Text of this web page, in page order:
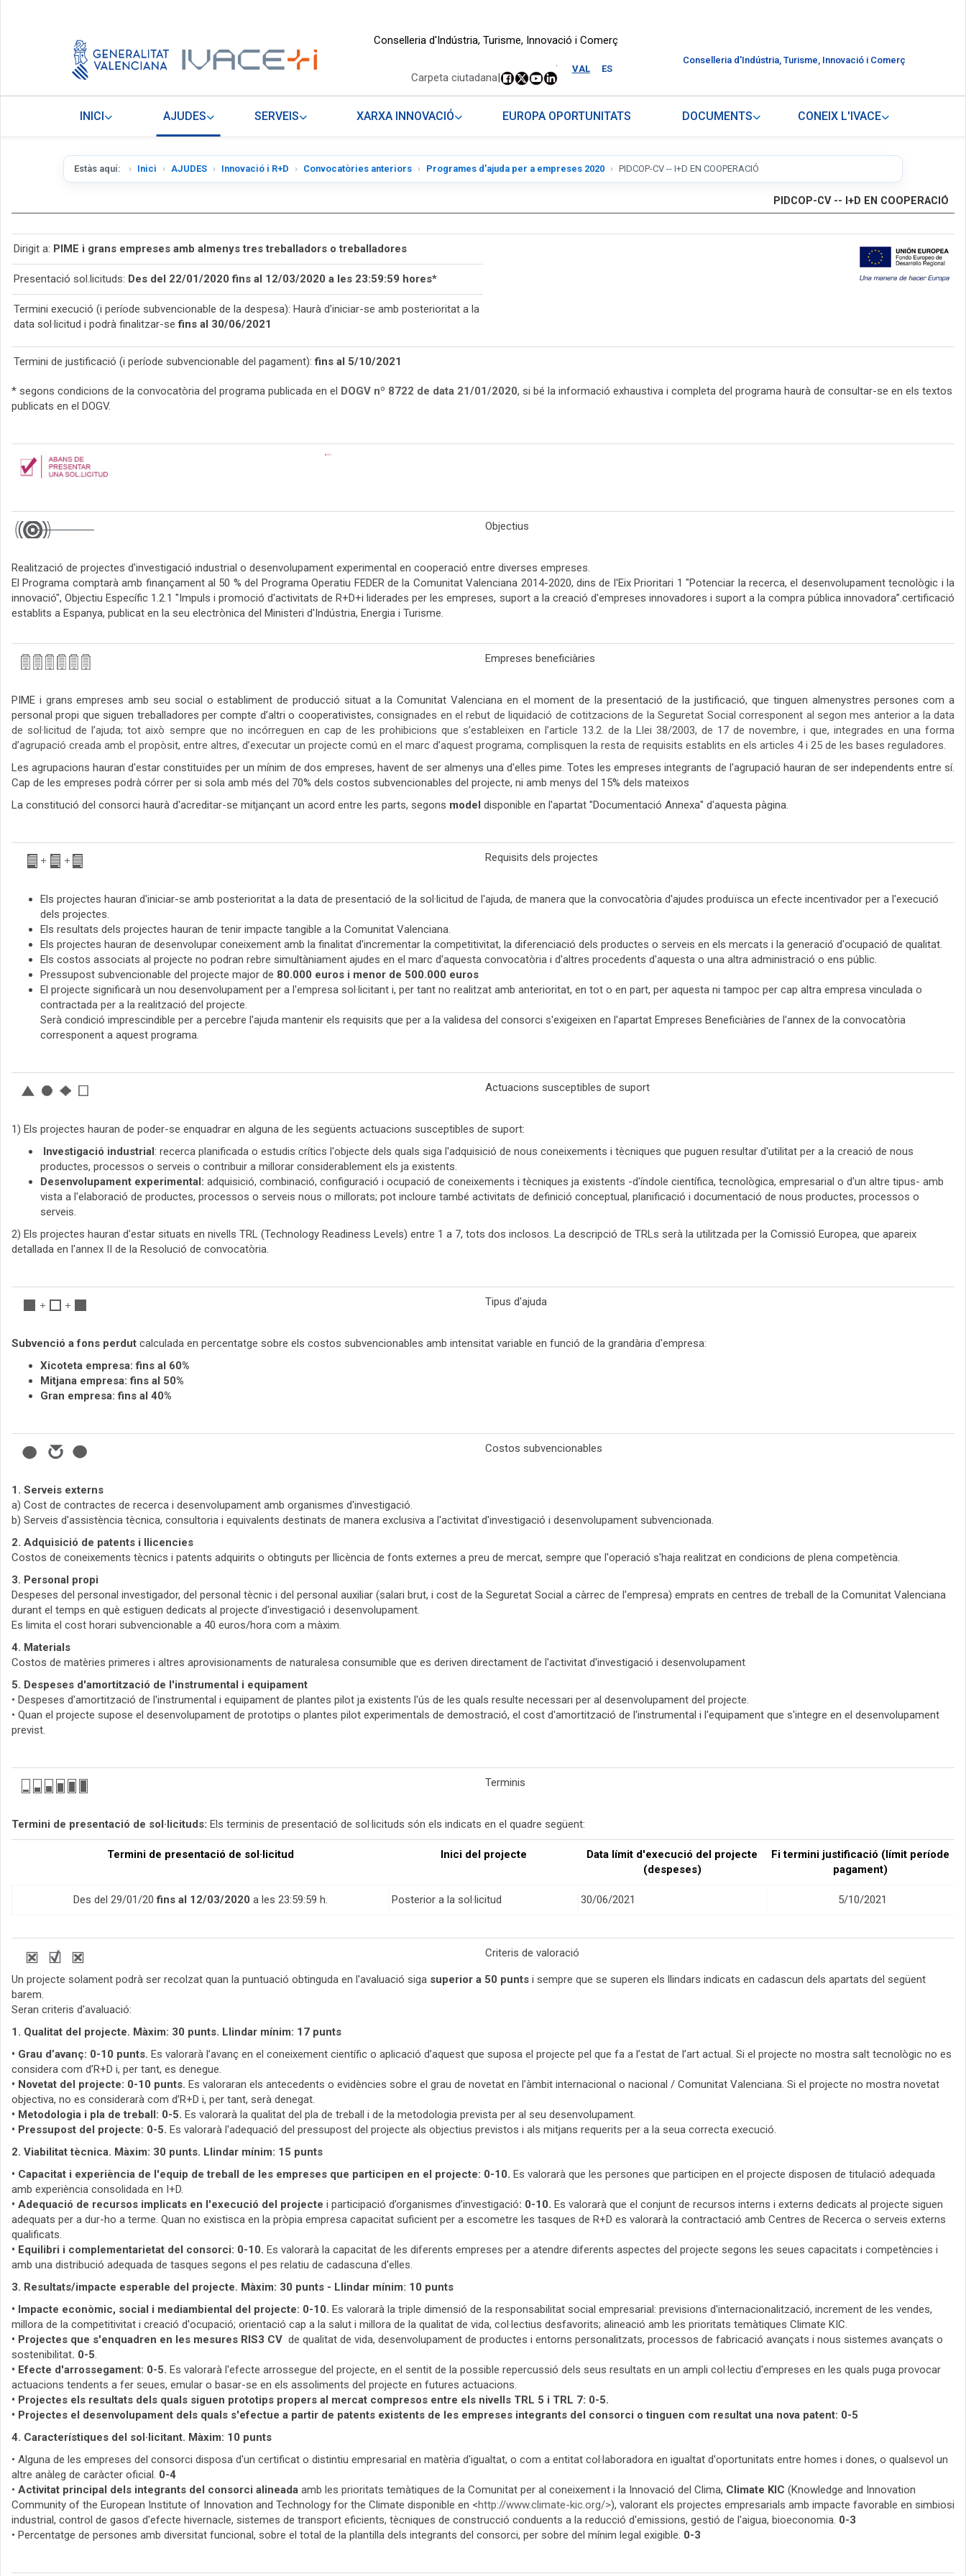
Conselleria d'Indústria, Turisme, Innovació i Comerç
VAL ES
.
Carpeta ciutadana|
Conselleria d'Indústria, Turisme, Innovació i Comerç
INICI AJUDES SERVEIS XARXA INNOVACIÓ EUROPA OPORTUNITATS DOCUMENTS CONEIX L'IVACE
Estàs aquí: Inici AJUDES Innovació i R+D Convocatòries anteriors Programes d'ajuda per a empreses 2020 PIDCOP-CV -- I+D EN COOPERACIÓ
PIDCOP-CV -- I+D EN COOPERACIÓ
Dirigit a: PIME i grans empreses amb almenys tres treballadors o treballadores
Presentació sol.licituds: Des del 22/01/2020 fins al 12/03/2020 a les 23:59:59 hores*
Termini execució (i període subvencionable de la despesa): Haurà d'iniciar-se amb posterioritat a la
data sol·licitud i podrà finalitzar-sefins al 30/06/2021
Termini de justificació (i període subvencionable del pagament): fins al 5/10/2021
* segons condicions de la convocatòria del programa publicada en el DOGV nº 8722 de data 21/01/2020, si bé la informació exhaustiva i completa del programa haurà de consultar-se en els textos
publicats en el DOGV.
Objectius
Realització de projectes d'investigació industrial o desenvolupament experimental en cooperació entre diverses empreses.
El Programa comptarà amb finançament al 50 % del Programa Operatiu FEDER de la Comunitat Valenciana 2014-2020, dins de l'Eix Prioritari 1 "Potenciar la recerca, el desenvolupament tecnològic i la
innovació", Objectiu Específic 1.2.1 "Impuls i promoció d'activitats de R+D+i liderades per les empreses, suport a la creació d'empreses innovadores i suport a la compra pública innovadora”.certificació
establits a Espanya, publicat en la seu electrònica del Ministeri d'Indústria, Energia i Turisme.
Empreses beneficiàries
PIME i grans empreses amb seu social o establiment de producció situat a la Comunitat Valenciana en el moment de la presentació de la justificació, que tinguen almenystres persones com a
personal propi que siguen treballadores per compte d’altri o cooperativistes, consignades en el rebut de liquidació de cotitzacions de la Seguretat Social corresponent al segon mes anterior a la data
de sol·licitud de l’ajuda; tot això sempre que no incórreguen en cap de les prohibicions que s’estableixen en l’article 13.2. de la Llei 38/2003, de 17 de novembre, i que, integrades en una forma
d’agrupació creada amb el propòsit, entre altres, d’executar un projecte comú en el marc d’aquest programa, complisquen la resta de requisits establits en els articles 4 i 25 de les bases reguladores.
Les agrupacions hauran d'estar constituïdes per un mínim de dos empreses, havent de ser almenys una d'elles pime. Totes les empreses integrants de l'agrupació hauran de ser independents entre sí.
Cap de les empreses podrà córrer per si sola amb més del 70% dels costos subvencionables del projecte, ni amb menys del 15% dels mateixos
La constitució del consorci haurà d'acreditar-se mitjançant un acord entre les parts, segons model disponible en l'apartat "Documentació Annexa" d'aquesta pàgina.
Requisits dels projectes
Els projectes hauran d'iniciar-se amb posterioritat a la data de presentació de la sol·licitud de l'ajuda, de manera que la convocatòria d'ajudes produïsca un efecte incentivador per a l'execució
dels projectes.
Els resultats dels projectes hauran de tenir impacte tangible a la Comunitat Valenciana.
Els projectes hauran de desenvolupar coneixement amb la finalitat d'incrementar la competitivitat, la diferenciació dels productes o serveis en els mercats i la generació d'ocupació de qualitat.
Els costos associats al projecte no podran rebre simultàniament ajudes en el marc d'aquesta convocatòria i d'altres procedents d'aquesta o una altra administració o ens públic.
Pressupost subvencionable del projecte major de 80.000 euros i menor de 500.000 euros
El projecte significarà un nou desenvolupament per a l'empresa sol·licitant i, per tant no realitzat amb anterioritat, en tot o en part, per aquesta ni tampoc per cap altra empresa vinculada o
contractada per a la realització del projecte.
Serà condició imprescindible per a percebre l'ajuda mantenir els requisits que per a la validesa del consorci s'exigeixen en l'apartat Empreses Beneficiàries de l'annex de la convocatòria
corresponent a aquest programa.
Actuacions susceptibles de suport
1) Els projectes hauran de poder-se enquadrar en alguna de les següents actuacions susceptibles de suport:
Investigació industrial: recerca planificada o estudis crítics l'objecte dels quals siga l'adquisició de nous coneixements i tècniques que puguen resultar d'utilitat per a la creació de nous
productes, processos o serveis o contribuir a millorar considerablement els ja existents.
Desenvolupament experimental: adquisició, combinació, configuració i ocupació de coneixements i tècniques ja existents -d'índole científica, tecnològica, empresarial o d'un altre tipus- amb
vista a l'elaboració de productes, processos o serveis nous o millorats; pot incloure també activitats de definició conceptual, planificació i documentació de nous productes, processos o
serveis.
2) Els projectes hauran d'estar situats en nivells TRL (Technology Readiness Levels) entre 1 a 7, tots dos inclosos. La descripció de TRLs serà la utilitzada per la Comissió Europea, que apareix
detallada en l'annex II de la Resolució de convocatòria.
Tipus d'ajuda
Subvenció a fons perdut calculada en percentatge sobre els costos subvencionables amb intensitat variable en funció de la grandària d'empresa:
Xicoteta empresa: fins al 60%
Mitjana empresa: fins al 50%
Gran empresa: fins al 40%
Costos subvencionables
1. Serveis externs
a) Cost de contractes de recerca i desenvolupament amb organismes d'investigació.
b) Serveis d'assistència tècnica, consultoria i equivalents destinats de manera exclusiva a l'activitat d'investigació i desenvolupament subvencionada.
2. Adquisició de patents i llicencies
Costos de coneixements tècnics i patents adquirits o obtinguts per llicència de fonts externes a preu de mercat, sempre que l'operació s'haja realitzat en condicions de plena competència.
3. Personal propi
Despeses del personal investigador, del personal tècnic i del personal auxiliar (salari brut, i cost de la Seguretat Social a càrrec de l'empresa) emprats en centres de treball de la Comunitat Valenciana
durant el temps en què estiguen dedicats al projecte d'investigació i desenvolupament.
Es limita el cost horari subvencionable a 40 euros/hora com a màxim.
4. Materials
Costos de matèries primeres i altres aprovisionaments de naturalesa consumible que es deriven directament de l'activitat d'investigació i desenvolupament
5. Despeses d'amortització de l'instrumental i equipament
• Despeses d'amortització de l'instrumental i equipament de plantes pilot ja existents l'ús de les quals resulte necessari per al desenvolupament del projecte.
• Quan el projecte supose el desenvolupament de prototips o plantes pilot experimentals de demostració, el cost d'amortització de l'instrumental i l'equipament que s'integre en el desenvolupament
previst.
Terminis
Termini de presentació de sol·licituds: Els terminis de presentació de sol·licituds són els indicats en el quadre següent:
Termini de presentació de sol·licitud Inici del projecte
Data límit d'execució del projecte
(despeses)
Fi termini justificació (límit període
pagament)
Des del 29/01/20fins al 12/03/2020 a les 23:59:59 h. Posterior a la sol·licitud 30/06/2021 5/10/2021
Criteris de valoració
Un projecte solament podrà ser recolzat quan la puntuació obtinguda en l'avaluació siga superior a 50 punts i sempre que se superen els llindars indicats en cadascun dels apartats del següent
barem.
Seran criteris d'avaluació:
1. Qualitat del projecte. Màxim: 30 punts. Llindar mínim: 17 punts
• Grau d’avanç: 0-10 punts. Es valorarà l’avanç en el coneixement científic o aplicació d’aquest que suposa el projecte pel que fa a l’estat de l’art actual. Si el projecte no mostra salt tecnològic no es
considera com d’R+D i, per tant, es denegue.
• Novetat del projecte: 0-10 punts. Es valoraran els antecedents o evidències sobre el grau de novetat en l’àmbit internacional o nacional / Comunitat Valenciana. Si el projecte no mostra novetat
objectiva, no es considerarà com d’R+D i, per tant, serà denegat.
• Metodologia i pla de treball: 0-5. Es valorarà la qualitat del pla de treball i de la metodologia prevista per al seu desenvolupament.
• Pressupost del projecte: 0-5. Es valorarà l'adequació del pressupost del projecte als objectius previstos i als mitjans requerits per a la seua correcta execució.
2. Viabilitat tècnica. Màxim: 30 punts. Llindar mínim: 15 punts
• Capacitat i experiència de l'equip de treball de les empreses que participen en el projecte: 0-10. Es valorarà que les persones que participen en el projecte disposen de titulació adequada
amb experiència consolidada en I+D.
• Adequació de recursos implicats en l'execució del projecte i participació d’organismes d’investigació: 0-10. Es valorarà que el conjunt de recursos interns i externs dedicats al projecte siguen
adequats per a dur-ho a terme. Quan no existisca en la pròpia empresa capacitat suficient per a escometre les tasques de R+D es valorarà la contractació amb Centres de Recerca o serveis externs
qualificats.
• Equilibri i complementarietat del consorci: 0-10. Es valorarà la capacitat de les diferents empreses per a atendre diferents aspectes del projecte segons les seues capacitats i competències i
amb una distribució adequada de tasques segons el pes relatiu de cadascuna d'elles.
3. Resultats/impacte esperable del projecte. Màxim: 30 punts - Llindar mínim: 10 punts
• Impacte econòmic, social i mediambiental del projecte: 0-10. Es valorarà la triple dimensió de la responsabilitat social empresarial: previsions d'internacionalització, increment de les vendes,
millora de la competitivitat i creació d'ocupació; orientació cap a la salut i millora de la qualitat de vida, col·lectius desfavorits; alineació amb les prioritats temàtiques Climate KIC.
• Projectes que s'enquadren en les mesures RIS3 CV de qualitat de vida, desenvolupament de productes i entorns personalitzats, processos de fabricació avançats i nous sistemes avançats o
sostenibilitat. 0-5.
• Efecte d'arrossegament: 0-5. Es valorarà l'efecte arrossegue del projecte, en el sentit de la possible repercussió dels seus resultats en un ampli col·lectiu d'empreses en les quals puga provocar
actuacions tendents a fer seues, emular o basar-se en els assoliments del projecte en futures actuacions.
• Projectes els resultats dels quals siguen prototips propers al mercat compresos entre els nivells TRL 5 i TRL 7: 0-5.
• Projectes el desenvolupament dels quals s'efectue a partir de patents existents de les empreses integrants del consorci o tinguen com resultat una nova patent: 0-5
4. Característiques del sol·licitant. Màxim: 10 punts
• Alguna de les empreses del consorci disposa d'un certificat o distintiu empresarial en matèria d'igualtat, o com a entitat col·laboradora en igualtat d'oportunitats entre homes i dones, o qualsevol un
altre anàleg de caràcter oficial. 0-4
• Activitat principal dels integrants del consorci alineada amb les prioritats temàtiques de la Comunitat per al coneixement i la Innovació del Clima, Climate KIC (Knowledge and Innovation
Community of the European Institute of Innovation and Technology for the Climate disponible en <http://www.climate-kic.org/>), valorant els projectes empresarials amb impacte favorable en simbiosi
industrial, control de gasos d'efecte hivernacle, sistemes de transport eficients, tècniques de construcció conduents a la reducció d'emissions, gestió de l'aigua, bioeconomia. 0-3
• Percentatge de persones amb diversitat funcional, sobre el total de la plantilla dels integrants del consorci, per sobre del mínim legal exigible. 0-3